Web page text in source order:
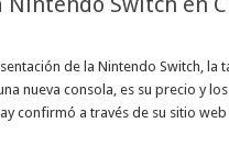
de la Nintendo Switch, la
nueva consola, es su precio y
confirmó a través de su sitio web